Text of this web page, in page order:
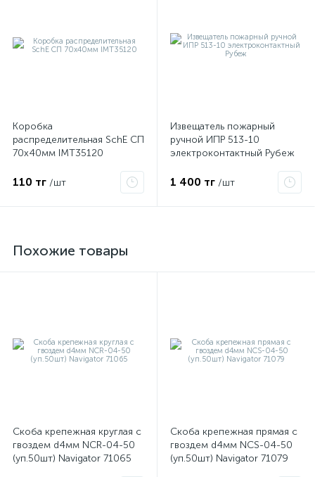
Коробка
распределительная SchE СП
70х40мм IMT35120
110 тг /шт
Извещатель пожарный
ручной ИПР 513-10
электроконтактный Рубеж
1 400 тг /шт
Похожие товары
Скоба крепежная круглая с
гвоздем d4мм NCR-04-50
(уп.50шт) Navigator 71065
Скоба крепежная прямая с
гвоздем d4мм NCS-04-50
(уп.50шт) Navigator 71079